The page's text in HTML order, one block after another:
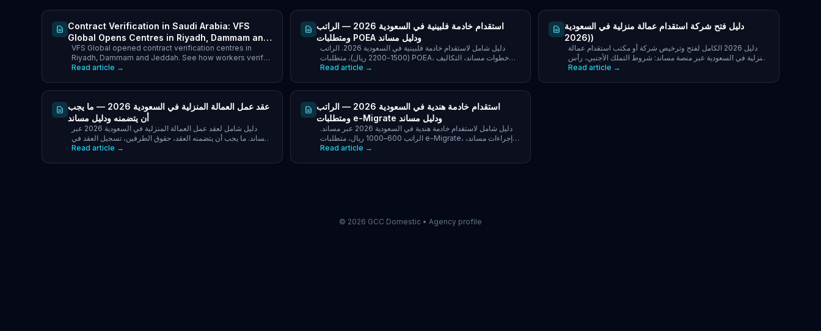
Contract Verification in Saudi Arabia: VFS
Global Opens Centres in Riyadh, Dammam and
Jeddah (2026)
VFS Global opened contract verification centres in
Riyadh, Dammam and Jeddah. See how workers verify
employment contracts in Saudi Arabia (2026).
Read article →
استقدام خادمة فلبينية في السعودية 2026 — الراتب
ومتطلبات POEA ودليل مساند
دليل شامل لاستقدام خادمة فلبينية في السعودية 2026. الراتب
(1500-2200 ريال)، متطلبات POEA، خطوات مساند، التكاليف
Read article →
دليل فتح شركة استقدام عمالة منزلية في السعودية
(2026)
دليل 2026 الكامل لفتح وترخيص شركة أو مكتب استقدام عمالة
منزلية في السعودية عبر منصة مساند: شروط التملك الأجنبي، رأس
Read article →
عقد عمل العمالة المنزلية في السعودية 2026 — ما يجب
أن يتضمنه ودليل مساند
دليل شامل لعقد عمل العمالة المنزلية في السعودية 2026 عبر
مساند. ما يجب أن يتضمنه العقد، حقوق الطرفين، تسجيل العقد في
Read article →
استقدام خادمة هندية في السعودية 2026 — الراتب
ومتطلبات e-Migrate ودليل مساند
دليل شامل لاستقدام خادمة هندية في السعودية 2026 عبر مساند.
الراتب 600–1000 ريال، متطلبات e-Migrate، إجراءات مساند،
Read article →
© 2026 GCC Domestic • Agency profile